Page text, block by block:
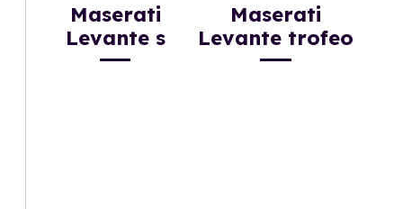
Maserati
Levante s
Maserati
Levante trofeo